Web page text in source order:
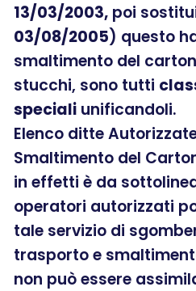
13/03/2003, poi
03/08/2005) questo
smaltimento del
stucchi, sono tutti
speciali unificandoli.
Elenco ditte
Smaltimento del
in effetti è da
operatori autorizzati
tale servizio di
trasporto e
non può essere